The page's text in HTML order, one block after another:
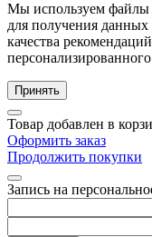
Мы используем файлы
для получения
качества
Принять
Товар добавлен в
Оформить заказ
Продолжить покупки
Запись на